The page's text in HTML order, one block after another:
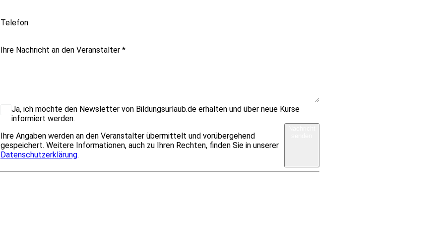
Telefon
Ihre Nachricht an den Veranstalter *
Ja, ich möchte den Newsletter von Bildungsurlaub.de erhalten und über neue Kurse
informiert werden.
Ihre Angaben werden an den Veranstalter übermittelt und vorübergehend
gespeichert. Weitere Informationen, auch zu Ihren Rechten, finden Sie in unserer
Datenschutzerklärung.